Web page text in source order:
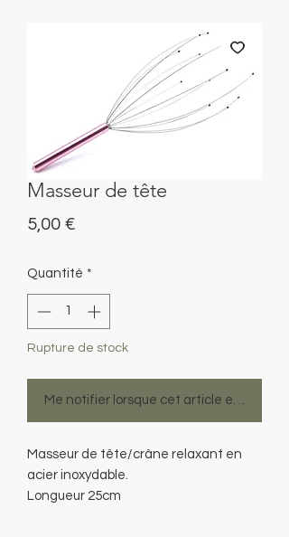
Masseur de tête
5,00 €Prix
Quantité *
Rupture de stock
Me notifier lorsque cet article est
Masseur de tête/crâne relaxant en
acier inoxydable.
Longueur 25cm